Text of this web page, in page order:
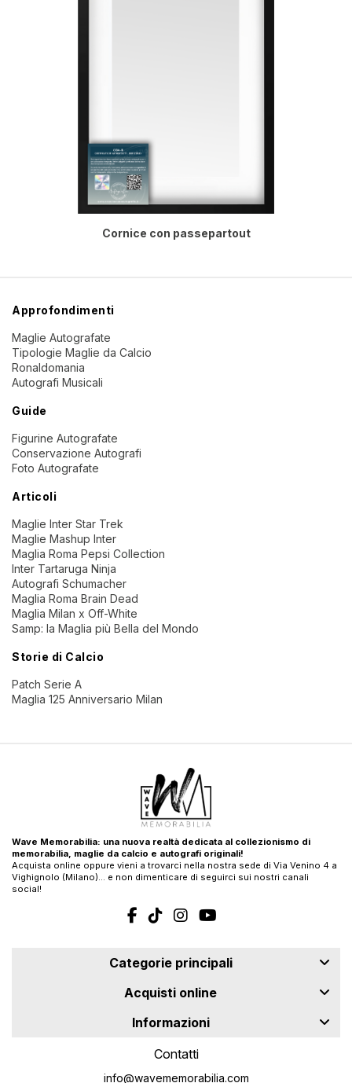
Cornice con passepartout
Approfondimenti
Maglie Autografate
Tipologie Maglie da Calcio
Ronaldomania
Autografi Musicali
Guide
Figurine Autografate
Conservazione Autografi
Foto Autografate
Articoli
Maglie Inter Star Trek
Maglie Mashup Inter
Maglia Roma Pepsi Collection
Inter Tartaruga Ninja
Autografi Schumacher
Maglia Roma Brain Dead
Maglia Milan x Off-White
Samp: la Maglia più Bella del Mondo
Storie di Calcio
Patch Serie A
Maglia 125 Anniversario Milan
Wave Memorabilia: una nuova realtà dedicata al collezionismo di
memorabilia, maglie da calcio e autografi originali!
Acquista online oppure vieni a trovarci nella nostra sede di Via Venino 4 a
Vighignolo (Milano)… e non dimenticare di seguirci sui nostri canali
social!
Categorie principali
Acquisti online
Informazioni
Contatti
info@wavememorabilia.com